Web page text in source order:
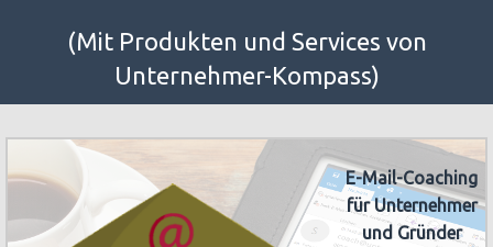
(Mit Produkten und Services von
Unternehmer-Kompass)
E-Mail-Coaching
für Unternehmer
und Gründer